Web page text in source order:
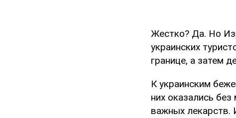
Жестко? Да. Но
украинских
границе, а затем
К украинским
них оказались
важных лекарств.